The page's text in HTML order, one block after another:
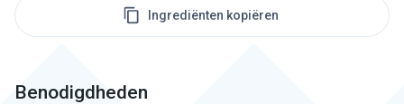
Ingrediënten kopiëren
Benodigdheden